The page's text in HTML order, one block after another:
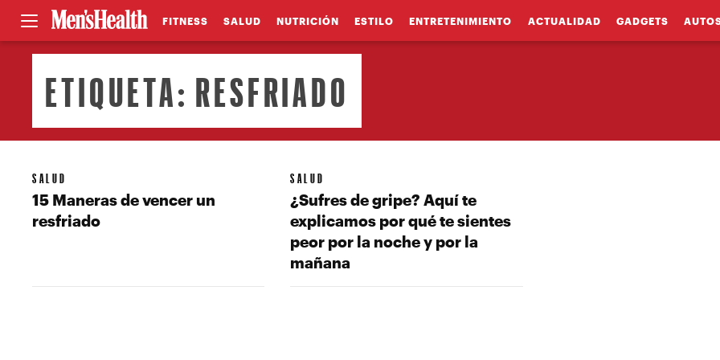
FITNESS SALUD NUTRICIÓN ESTILO ENTRETENIMIENTO ACTUALIDAD GADGETS
ETIQUETA: RESFRIADO
SALUD
15 Maneras de vencer un
resfriado
SALUD
¿Sufres de gripe? Aquí te
explicamos por qué te sientes
peor por la noche y por la
mañana